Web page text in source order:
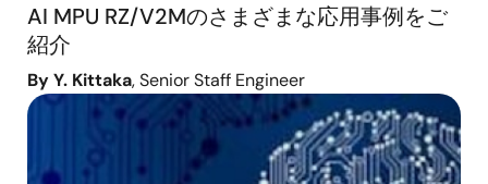
AI MPU RZ/V2Mのさまざまな応用事例をご
紹介
By Y. Kittaka, Senior Staff Engineer